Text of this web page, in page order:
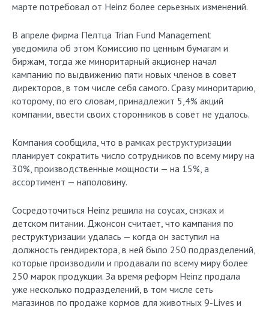
марте потребовал от Heinz более серьезных изменений.
В апреле фирма Пелтца Trian Fund Management
уведомила об этом Комиссию по ценным бумагам и
биржам, тогда же миноритарный акционер начал
кампанию по выдвижению пяти новых членов в совет
директоров, в том числе себя самого. Сразу миноритарию,
которому, по его словам, принадлежит 5,4% акций
компании, ввести своих сторонников в совет не удалось.
Компания сообщила, что в рамках реструктуризации
планирует сократить число сотрудников по всему миру на
30%, производственные мощности — на 15%, а
ассортимент — наполовину.
Сосредоточиться Heinz решила на соусах, снэках и
детском питании. Джонсон считает, что кампания по
реструктуризации удалась — когда он заступил на
должность гендиректора, в ней было 250 подразделений,
которые производили и продавали по всему миру более
250 марок продукции. За время реформ Heinz продала
уже несколько подразделений, в том числе сеть
магазинов по продаже кормов для животных 9-Lives и